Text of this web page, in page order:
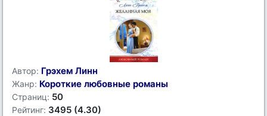
Автор: Грэхем Линн
Жанр: Короткие любовные романы
Страниц: 50
Рейтинг: 3495 (4.30)